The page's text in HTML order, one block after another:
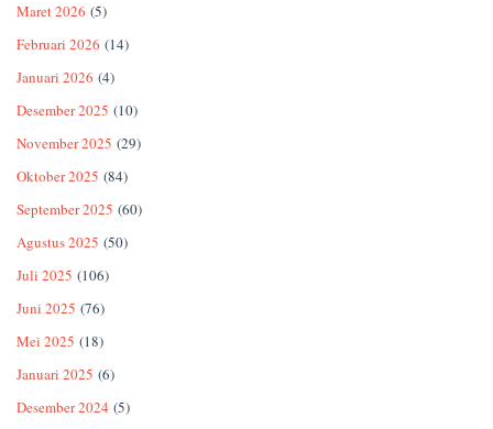
Maret 2026 (5)
Februari 2026 (14)
Januari 2026 (4)
Desember 2025 (10)
November 2025 (29)
Oktober 2025 (84)
September 2025 (60)
Agustus 2025 (50)
Juli 2025 (106)
Juni 2025 (76)
Mei 2025 (18)
Januari 2025 (6)
Desember 2024 (5)